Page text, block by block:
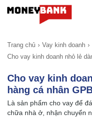
Trang chủ
Vay kinh doanh
Cho vay kinh doanh nhỏ lẻ
Cho vay kinh
hàng cá nhân
Là sản phẩm cho vay để
chữa nhà ở, nhận chuyển